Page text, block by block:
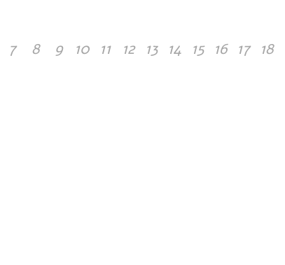
7 8 9 10 11 12 13 14 15 16 17 18